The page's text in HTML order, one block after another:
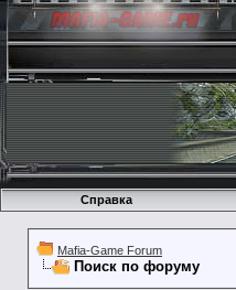
Справка
Mafia-Game Forum
Поиск по форуму